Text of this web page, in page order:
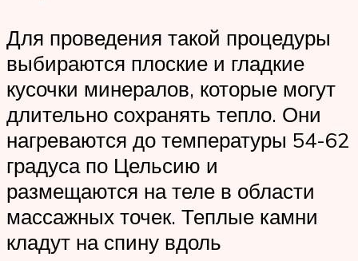
Для проведения такой процедуры
выбираются плоские и гладкие
кусочки минералов, которые могут
длительно сохранять тепло. Они
нагреваются до температуры 54-62
градуса по Цельсию и
размещаются на теле в области
массажных точек. Теплые камни
кладут на спину вдоль